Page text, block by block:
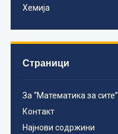
Хемија
Страници
За “Математика за сите”
Контакт
Најнови содржини